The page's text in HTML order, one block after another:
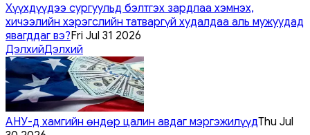
Хүүхдүүдээ сургуульд бэлтгэх зардлаа хэмнэх,
хичээлийн хэрэгслийн татваргүй худалдаа аль мужуудад
явагддаг вэ?Fri Jul 31 2026
ДэлхийДэлхий
АНУ-д хамгийн өндөр цалин авдаг мэргэжилүүдThu Jul